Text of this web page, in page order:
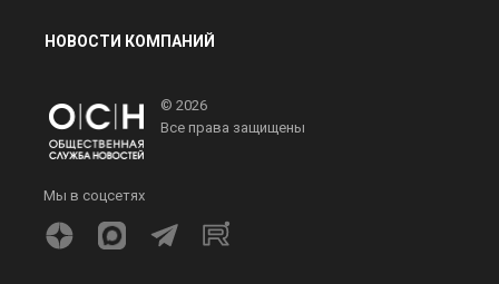
НОВОСТИ КОМПАНИЙ
© 2026
Все права защищены
Мы в соцсетях